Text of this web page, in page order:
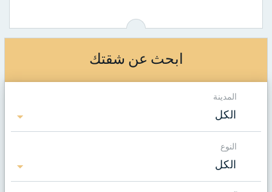
ابحث عن شقتك
المدينة
الكل
النوع
الكل